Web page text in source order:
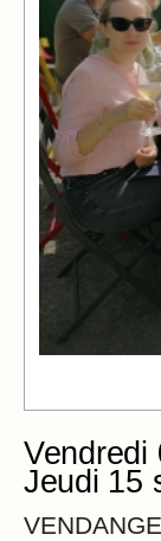
Vendredi
Jeudi 15